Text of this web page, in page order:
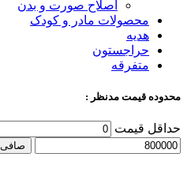
اصلاح صورت و بدن
محصولات مادر و کودک
هدیه
حراجستون
متفرقه
محدوده قیمت مدنظر :
حداقل قیمت
صافی